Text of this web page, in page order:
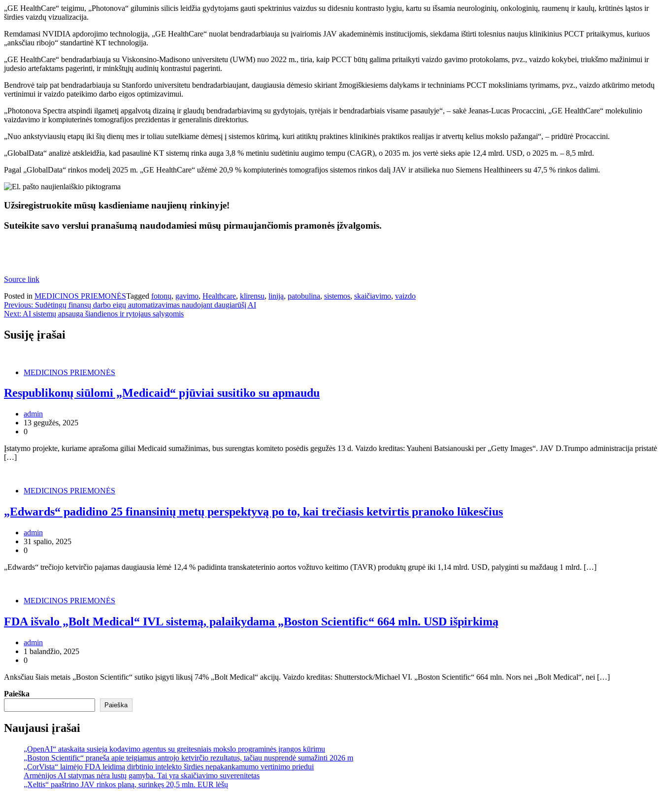
„GE HealthCare“ teigimu, „Photonova“ giluminis silicis leidžia gydytojams gauti spektrinius vaizdus su didesniu kontrasto lygiu, kartu su išsamia neurologinių, onkologinių, raumenų ir kaulų, krūtinės ląstos ir
širdies vaizdų vizualizacija.
Remdamasi NVIDIA apdorojimo technologija, „GE HealthCare“ nuolat bendradarbiauja su įvairiomis JAV akademinėmis institucijomis, siekdama ištirti tolesnius naujus klinikinius PCCT pritaikymus, kuriuos
„anksčiau ribojo“ standartinė KT technologija.
„GE HealthCare“ bendradarbiauja su Viskonsino-Madisono universitetu (UWM) nuo 2022 m., tiria, kaip PCCT būtų galima pritaikyti vaizdo gavimo protokolams, pvz., vaizdo kokybei, triukšmo mažinimui ir
judesio artefaktams pagerinti, ir minkštųjų audinių kontrastui pagerinti.
Bendrovė taip pat bendradarbiauja su Stanfordo universitetu bendradarbiaujant, daugiausia dėmesio skiriant žmogiškiesiems dalykams ir techniniams PCCT moksliniams tyrimams, pvz., vaizdo atkūrimo metodų
vertinimui ir vaizdo pateikimo darbo eigos optimizavimui.
„Photonova Spectra atspindi ilgametį apgalvotą dizainą ir glaudų bendradarbiavimą su gydytojais, tyrėjais ir bendradarbiais visame pasaulyje“, – sakė Jeanas-Lucas Procaccini, „GE HealthCare“ molekulinio
vaizdavimo ir kompiuterinės tomografijos prezidentas ir generalinis direktorius.
„Nuo ankstyviausių etapų iki šių dienų mes ir toliau sutelkiame dėmesį į sistemos kūrimą, kuri atitiktų praktines klinikinės praktikos realijas ir atvertų kelius mokslo pažangai“, – pridūrė Procaccini.
„GlobalData“ analizė atskleidžia, kad pasaulinė KT sistemų rinka auga 3,8 % metiniu sudėtiniu augimo tempu (CAGR), o 2035 m. jos vertė sieks apie 12,4 mlrd. USD, o 2025 m. – 8,5 mlrd.
Pagal „GlobalData“ rinkos modelį 2025 m. „GE HealthCare“ užėmė 20,9 % kompiuterinės tomografijos sistemos rinkos dalį JAV ir atsilieka nuo Siemens Healthineers su 47,5 % rinkos dalimi.
Užsiregistruokite mūsų kasdieniame naujienų rinkinyje!
Suteikite savo verslui pranašumą naudodamiesi mūsų pirmaujančiomis pramonės įžvalgomis.
Source link
Posted in MEDICINOS PRIEMONĖSTagged fotonų, gavimo, Healthcare, klirensu, liniją, patobulina, sistemos, skaičiavimo, vaizdo
Navigacija
tarp
įrašų
Previous: Sudėtingų finansų darbo eigų automatizavimas naudojant daugiarūšį AI
Next: AI sistemų apsauga šiandienos ir rytojaus sąlygomis
Susiję įrašai
MEDICINOS PRIEMONĖS
Respublikonų siūlomi „Medicaid“ pjūviai susitiko su apmaudu
admin
13 gegužės, 2025
0
Įstatymo projekte, kuriame aprašoma giliai Medicaid sumažinimas, bus surengtas komiteto posėdis gegužės 13 d. Vaizdo kreditas: Yauheni Batsianouski per „Getty Images“. JAV D.Trumpo administracija pristatė
[…]
MEDICINOS PRIEMONĖS
„Edwards“ padidino 25 finansinių metų perspektyvą po to, kai trečiasis ketvirtis pranoko lūkesčius
admin
31 spalio, 2025
0
„Edwards“ trečiojo ketvirčio pajamas daugiausia lėmė 12,4 % padidinta transkateterinio aortos vožtuvo keitimo (TAVR) produktų grupė iki 1,14 mlrd. USD, palyginti su maždaug 1 mlrd. […]
MEDICINOS PRIEMONĖS
FDA išvalo „Bolt Medical“ IVL sistemą, palaikydama „Boston Scientific“ 664 mln. USD išpirkimą
admin
1 balandžio, 2025
0
Anksčiau šiais metais „Boston Scientific“ sutiko įsigyti likusį 74% „Bolt Medical“ akcijų. Vaizdo kreditas: Shutterstock/Michael VI. „Boston Scientific“ 664 mln. Nors nei „Bolt Medical“, nei […]
Paieška
Paieška
Naujausi įrašai
„OpenAI“ ataskaita susieja kodavimo agentus su greitesniais mokslo programinės įrangos kūrimu
„Boston Scientific“ praneša apie teigiamus antrojo ketvirčio rezultatus, tačiau nusprendė sumažinti 2026 m
„CorVista“ laimėjo FDA leidimą dirbtinio intelekto širdies nepakankamumo vertinimo priedui
Armėnijos AI statymas nėra lustų gamyba. Tai yra skaičiavimo suverenitetas
„Xeltis“ paaštrino JAV rinkos planą, surinkęs 20,5 mln. EUR lėšų